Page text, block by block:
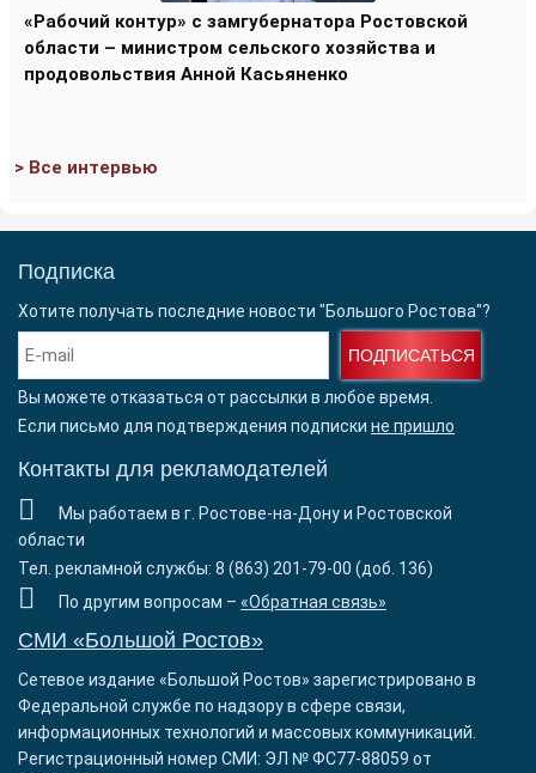
«Рабочий контур» с замгубернатора Ростовской
области – министром сельского хозяйства и
продовольствия Анной Касьяненко
> Все интервью
Подписка
Хотите получать последние новости "Большого Ростова"?
ПОДПИСАТЬСЯ
Вы можете отказаться от рассылки в любое время.
Если письмо для подтверждения подписки не пришло
Контакты для рекламодателей
Мы работаем в г. Ростове-на-Дону и Ростовской
области
Тел. рекламной службы: 8 (863) 201-79-00 (доб. 136)
По другим вопросам – «Обратная связь»
СМИ «Большой Ростов»
Сетевое издание «Большой Ростов» зарегистрировано в
Федеральной службе по надзору в сфере связи,
информационных технологий и массовых коммуникаций.
Регистрационный номер СМИ: ЭЛ № ФС77-88059 от